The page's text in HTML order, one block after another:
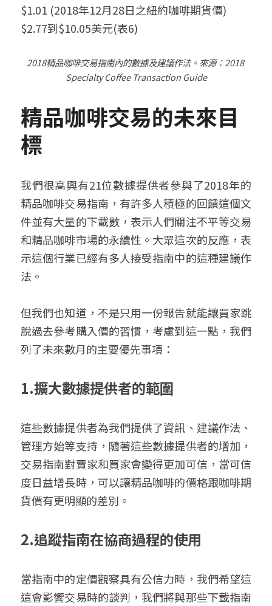
$1.01 (2018年12月28日之紐約咖啡期貨價)
$2.77到$10.05美元(表6)
2018精品咖啡交易指南內的數據及建議作法。來源：2018
Specialty Coffee Transaction Guide
精品咖啡交易的未來目
標
我們很高興有21位數據提供者參與了2018年的
精品咖啡交易指南，有許多人積極的回饋這個文
件並有大量的下載數，表示人們關注不平等交易
和精品咖啡市場的永續性。大眾這次的反應，表
示這個行業已經有多人接受指南中的這種建議作
法。
但我們也知道，不是只用一份報告就能讓買家跳
脫過去參考購入價的習慣，考慮到這一點，我們
列了未來數月的主要優先事項：
1.擴大數據提供者的範圍
這些數據提供者為我們提供了資訊、建議作法、
管理方始等支持，隨著這些數據提供者的增加，
交易指南對賣家和買家會變得更加可信，當可信
度日益增長時，可以讓精品咖啡的價格跟咖啡期
貨價有更明顯的差別。
2.追蹤指南在協商過程的使用
當指南中的定價觀察具有公信力時，我們希望這
這會影響交易時的談判，我們將與那些下載指南